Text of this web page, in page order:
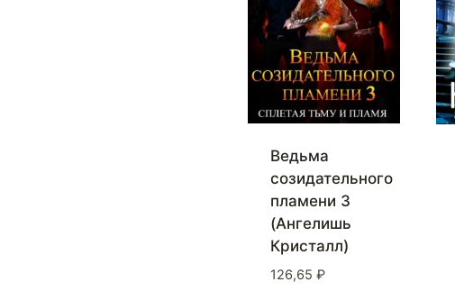
Ведьма
созидательного
пламени 3
(Ангелишь
Кристалл)
126,65 ₽